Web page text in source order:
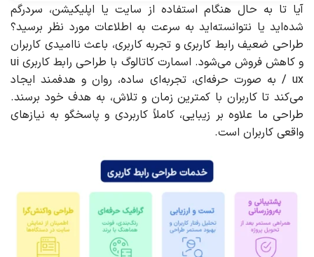
آیا تا به حال هنگام استفاده از سایت یا اپلیکیشن، سردرگم
شده‌اید یا نتوانسته‌اید به سرعت به اطلاعات مورد نظر برسید؟
طراحی ضعیف رابط کاربری و تجربه کاربری، باعث ناامیدی کاربران
و کاهش فروش می‌شود. اسمارت کاتالوگ با طراحی رابط کاربری ui
/ ux به صورت حرفه‌ای، تجربه‌ای ساده، روان و هدفمند ایجاد
می‌کند تا کاربران با کمترین زمان و تلاش، به هدف خود برسند.
طراحی ما علاوه بر زیبایی، کاملاً کاربردی و پاسخگو به نیازهای
واقعی کاربران است.